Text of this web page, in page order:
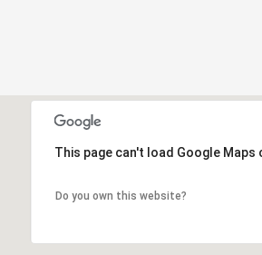
This page can't load Google Maps
Do you own this website?